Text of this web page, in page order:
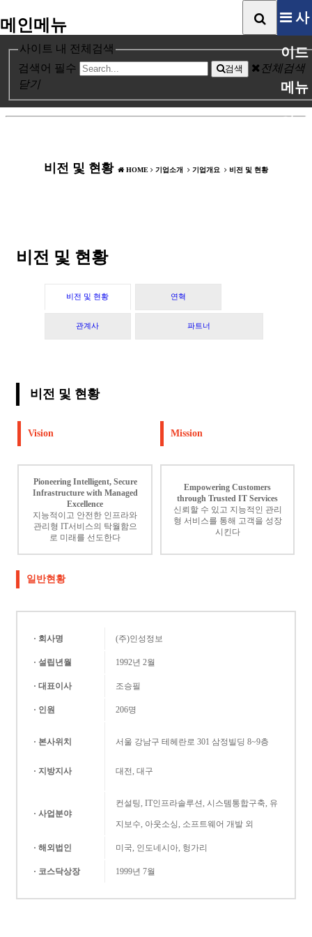
비전 및 현황
본문 바로가기
사
이드
메뉴
메인메뉴
사이트 내 전체검색
검색어 필수
검색
전체검색
닫기
비전 및 현황 HOME 기업소개 기업개요 비전 및 현황
비전 및 현황
비전 및 현황 연혁
관계사 파트너
비전 및 현황
Vision Mission
Pioneering Intelligent, Secure
Infrastructure with Managed
Excellence
지능적이고 안전한 인프라와
관리형 IT서비스의 탁월함으
로 미래를 선도한다
Empowering Customers
through Trusted IT Services
신뢰할 수 있고 지능적인 관리
형 서비스를 통해 고객을 성장
시킨다
일반현황
· 회사명 (주)인성정보
· 설립년월 1992년 2월
· 대표이사 조승필
· 인원 206명
· 본사위치
· 지방지사
서울 강남구 테헤란로 301 삼정빌딩 8~9층
대전, 대구
· 사업분야
컨설팅, IT인프라솔루션, 시스템통합구축, 유
지보수, 아웃소싱, 소프트웨어 개발 외
· 해외법인 미국, 인도네시아, 헝가리
· 코스닥상장 1999년 7월